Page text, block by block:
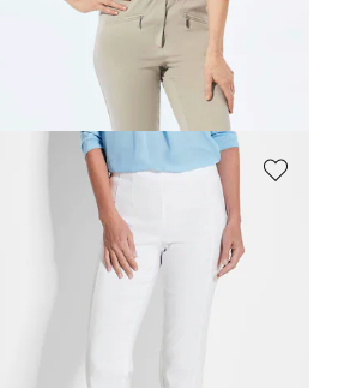
SchlupfhoseLOUISAaus Baumwoll-Satin
99,95 €
30-Tage-Bestpreis**: 69,95 € (-14%)
Schmale Bengalinhose LOUISA